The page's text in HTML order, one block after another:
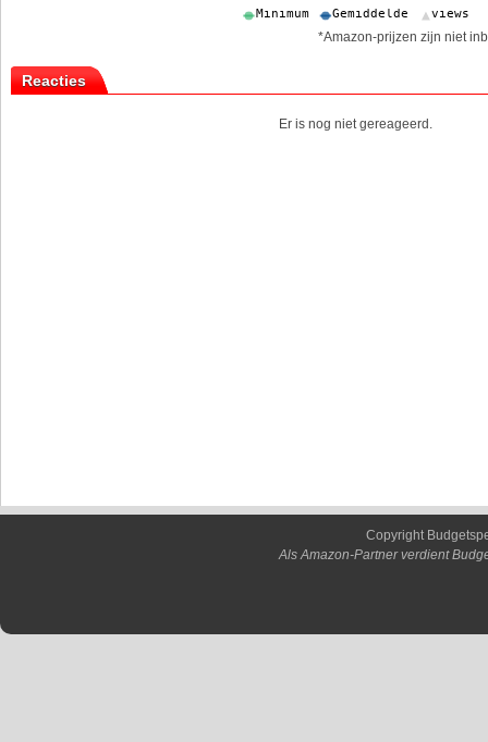
*Amazon-prijzen zijn niet
Reacties
Er is nog niet gereageerd.
Copyright
Als Amazon-Partner verdient